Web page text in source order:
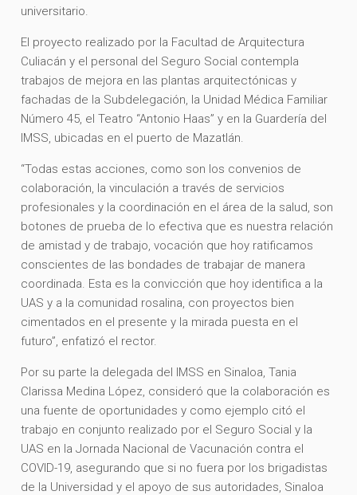
universitario.
El proyecto realizado por la Facultad de Arquitectura
Culiacán y el personal del Seguro Social contempla
trabajos de mejora en las plantas arquitectónicas y
fachadas de la Subdelegación, la Unidad Médica Familiar
Número 45, el Teatro “Antonio Haas” y en la Guardería del
IMSS, ubicadas en el puerto de Mazatlán.
“Todas estas acciones, como son los convenios de
colaboración, la vinculación a través de servicios
profesionales y la coordinación en el área de la salud, son
botones de prueba de lo efectiva que es nuestra relación
de amistad y de trabajo, vocación que hoy ratificamos
conscientes de las bondades de trabajar de manera
coordinada. Esta es la convicción que hoy identifica a la
UAS y a la comunidad rosalina, con proyectos bien
cimentados en el presente y la mirada puesta en el
futuro”, enfatizó el rector.
Por su parte la delegada del IMSS en Sinaloa, Tania
Clarissa Medina López, consideró que la colaboración es
una fuente de oportunidades y como ejemplo citó el
trabajo en conjunto realizado por el Seguro Social y la
UAS en la Jornada Nacional de Vacunación contra el
COVID-19, asegurando que si no fuera por los brigadistas
de la Universidad y el apoyo de sus autoridades, Sinaloa